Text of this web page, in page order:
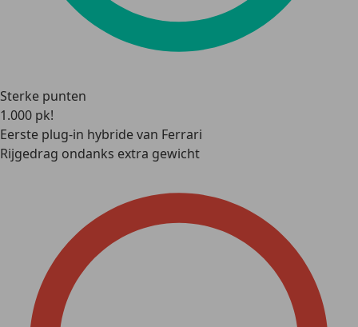
Sterke punten
1.000 pk!
Eerste plug-in hybride van Ferrari
Rijgedrag ondanks extra gewicht